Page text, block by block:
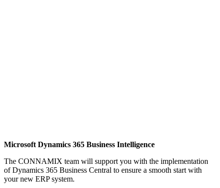
Microsoft Dynamics 365 Business Intelligence
The CONNAMIX team will support you with the implementation
of Dynamics 365 Business Central to ensure a smooth start with
your new ERP system.